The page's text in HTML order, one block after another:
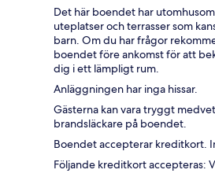
Det här boendet har
uteplatser och terrasser som
barn. Om du har frågor
boendet före ankomst för att
dig i ett lämpligt rum.
Anläggningen har inga hissar.
Gästerna kan vara tryggt
brandsläckare på boendet.
Boendet accepterar kreditkort.
Följande kreditkort accepteras: